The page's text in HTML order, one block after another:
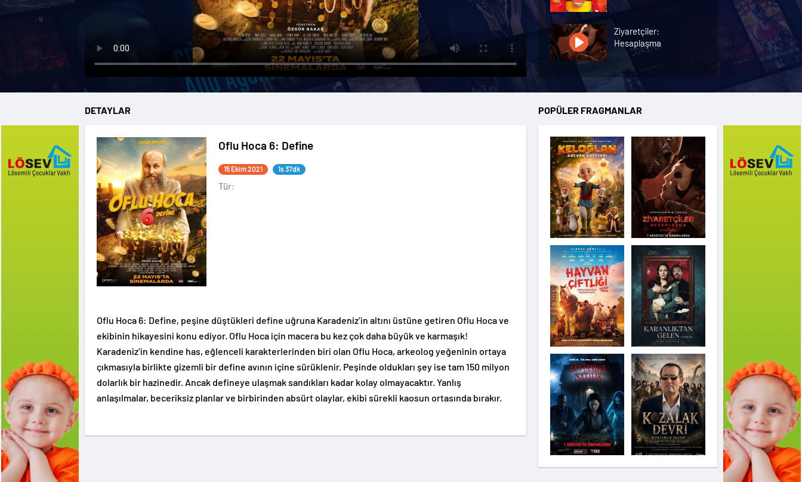
Ziyaretçiler:
Hesaplaşma
Nasreddin Hoca:
Zaman Yolcusu 4
Hayvan Çiftliği
Karanlıktan Gelen
Şeytandan Satılık
Kozalak Devri
Moana
DETAYLAR
Oflu Hoca 6: Define
15 Ekim 2021 1s 37dk
Tür:
Oflu Hoca 6: Define, peşine düştükleri define uğruna Karadeniz’in altını üstüne getiren Oflu Hoca ve
ekibinin hikayesini konu ediyor. Oflu Hoca için macera bu kez çok daha büyük ve karmaşık!
Karadeniz’in kendine has, eğlenceli karakterlerinden biri olan Oflu Hoca, arkeolog yeğeninin ortaya
çıkmasıyla birlikte gizemli bir define avının içine sürüklenir. Peşinde oldukları şey ise tam 150 milyon
dolarlık bir hazinedir. Ancak defineye ulaşmak sandıkları kadar kolay olmayacaktır. Yanlış
anlaşılmalar, beceriksiz planlar ve birbirinden absürt olaylar, ekibi sürekli kaosun ortasında bırakır.
POPÜLER FRAGMANLAR